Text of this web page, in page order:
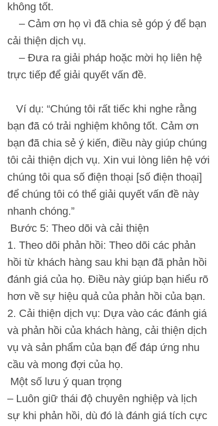
không tốt.
– Cảm ơn họ vì đã chia sẻ góp ý để bạn
cải thiện dịch vụ.
– Đưa ra giải pháp hoặc mời họ liên hệ
trực tiếp để giải quyết vấn đề.
Ví dụ: “Chúng tôi rất tiếc khi nghe rằng
bạn đã có trải nghiệm không tốt. Cảm ơn
bạn đã chia sẻ ý kiến, điều này giúp chúng
tôi cải thiện dịch vụ. Xin vui lòng liên hệ với
chúng tôi qua số điện thoại [số điện thoại]
để chúng tôi có thể giải quyết vấn đề này
nhanh chóng.”
Bước 5: Theo dõi và cải thiện
1. Theo dõi phản hồi: Theo dõi các phản
hồi từ khách hàng sau khi bạn đã phản hồi
đánh giá của họ. Điều này giúp bạn hiểu rõ
hơn về sự hiệu quả của phản hồi của bạn.
2. Cải thiện dịch vụ: Dựa vào các đánh giá
và phản hồi của khách hàng, cải thiện dịch
vụ và sản phẩm của bạn để đáp ứng nhu
cầu và mong đợi của họ.
Một số lưu ý quan trọng
– Luôn giữ thái độ chuyên nghiệp và lịch
sự khi phản hồi, dù đó là đánh giá tích cực